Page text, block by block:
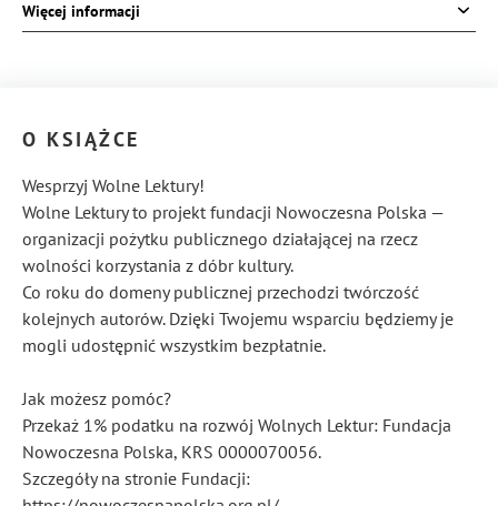
ISBN:
978-83-288-0347-3
Więcej informacji
O KSIĄŻCE
Wesprzyj Wolne Lektury!
Wolne Lektury to projekt fundacji Nowoczesna Polska —
organizacji pożytku publicznego działającej na rzecz
wolności korzystania z dóbr kultury.
Co roku do domeny publicznej przechodzi twórczość
kolejnych autorów. Dzięki Twojemu wsparciu będziemy je
mogli udostępnić wszystkim bezpłatnie.
Jak możesz pomóc?
Przekaż 1% podatku na rozwój Wolnych Lektur: Fundacja
Nowoczesna Polska, KRS 0000070056.
Szczegóły na stronie Fundacji: